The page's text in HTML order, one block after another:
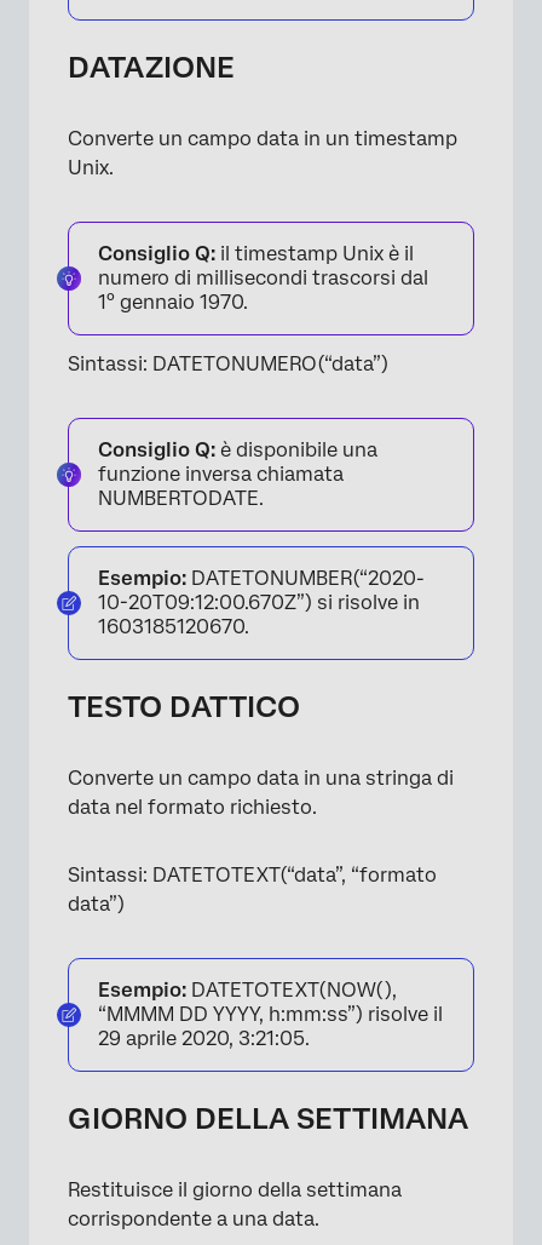
DATAZIONE
Converte un campo data in un timestamp
Unix.
Consiglio Q: il timestamp Unix è il
numero di millisecondi trascorsi dal
1° gennaio 1970.
Sintassi: DATETONUMERO(“data”)
Consiglio Q: è disponibile una
funzione inversa chiamata
NUMBERTODATE.
Esempio: DATETONUMBER(“2020-
10-20T09:12:00.670Z”) si risolve in
1603185120670.
TESTO DATTICO
Converte un campo data in una stringa di
data nel formato richiesto.
Sintassi: DATETOTEXT(“data”, “formato
data”)
Esempio: DATETOTEXT(NOW(),
“MMMM DD YYYY, h:mm:ss”) risolve il
29 aprile 2020, 3:21:05.
GIORNO DELLA SETTIMANA
Restituisce il giorno della settimana
corrispondente a una data.